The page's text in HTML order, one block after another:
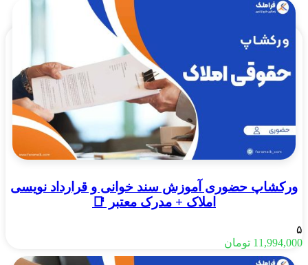
ورکشاپ حضوری آموزش سند خوانی و قرارداد نویسی
املاک + مدرک معتبر 📑
۵
11,994,000 تومان